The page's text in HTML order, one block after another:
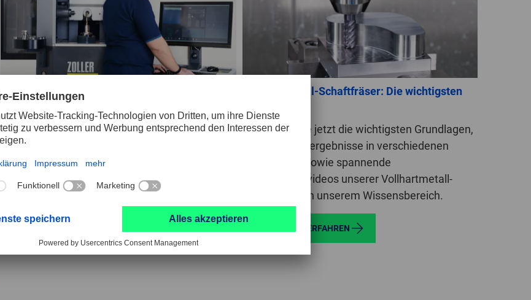
Schneidkanten- und Oberflächenbehandlung
Von der Werkzeugpräparation, über die
Beschichtung bis hin zur
Schichtnachbehandlung überlassen wir nichts
dem Zufall.
Vollhartmetall-Schaftfräser: Die wichtigsten
Entdecken Sie jetzt die wichtigsten Grundlagen,
Leistungstestergebnisse in verschiedenen
Werkstoffen sowie spannende
Anwendungsvideos unserer Vollhartmetall-
Schaftfräser in unserem Wissensbereich.
JETZT MEHR ERFAHREN